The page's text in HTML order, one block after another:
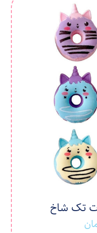
تک شاخ